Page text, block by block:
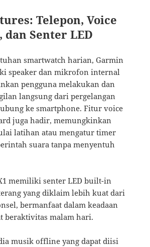
Telepon, Voice
dan Senter LED
smartwatch harian, Garmin
speaker dan mikrofon internal
pengguna melakukan dan
langsung dari pergelangan
ke smartphone. Fitur voice
juga hadir, memungkinkan
latihan atau mengatur timer
suara tanpa menyentuh
memiliki senter LED built-in
yang diklaim lebih kuat dari
bermanfaat dalam keadaan
beraktivitas malam hari.
musik offline yang dapat diisi